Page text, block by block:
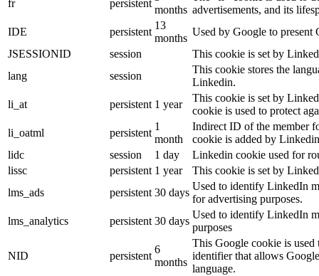
fr persistent
months advertisements, and its
IDE
persistent
13
months
Used by Google to present
JSESSIONID
session
This cookie is set by
lang
session
This cookie stores the
Linkedin.
li_at
persistent 1 year
This cookie is set by
cookie is used to protect
li_oatml
persistent
1
month
Indirect ID of the member
cookie is added by
lidc
session 1 day
Linkedin cookie used for
lissc
persistent 1 year
This cookie is set by
lms_ads
persistent 30 days
Used to identify LinkedIn
for advertising purposes.
lms_analytics
persistent 30 days
Used to identify LinkedIn
purposes
NID persistent
6
months
This Google cookie is used
identifier that allows
language.